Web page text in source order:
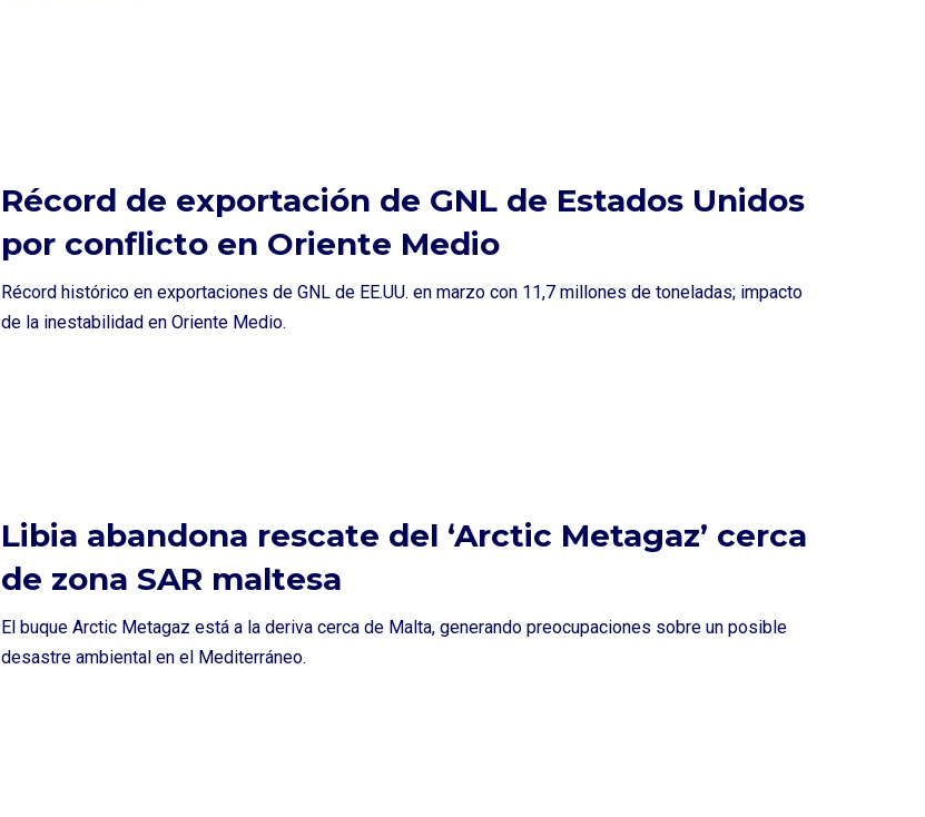
Récord de exportación de GNL de Estados Unidos
por conflicto en Oriente Medio
Récord histórico en exportaciones de GNL de EE.UU. en marzo con 11,7 millones de toneladas; impacto
de la inestabilidad en Oriente Medio.
Libia abandona rescate del ‘Arctic Metagaz’ cerca
de zona SAR maltesa
El buque Arctic Metagaz está a la deriva cerca de Malta, generando preocupaciones sobre un posible
desastre ambiental en el Mediterráneo.